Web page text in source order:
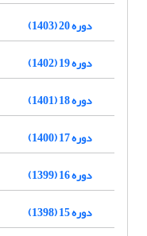
دوره 20 (1403)
دوره 19 (1402)
دوره 18 (1401)
دوره 17 (1400)
دوره 16 (1399)
دوره 15 (1398)